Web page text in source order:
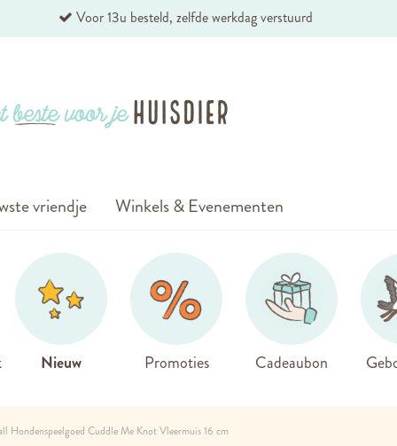
Voor 13u besteld, zelfde werkdag verstuurd
Nieuw Promoties Cadeaubon
vriendje Winkels & Evenementen
Hondenspeelgoed Cuddle Me Knot Vleermuis 16 cm